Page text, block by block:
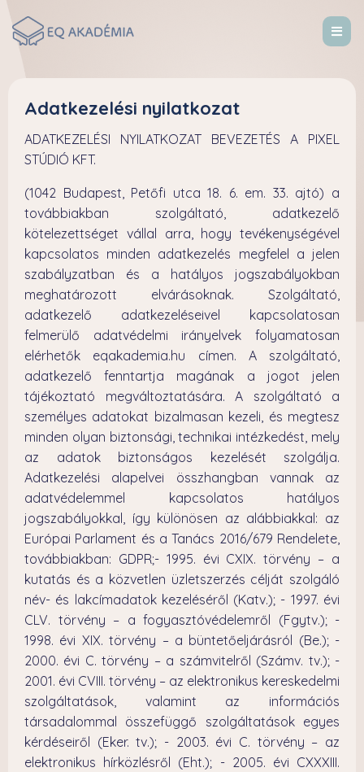
Adatkezelési nyilatkozat
ADATKEZELÉSI NYILATKOZAT BEVEZETÉS A PIXEL
STÚDIÓ KFT.
(1042 Budapest, Petőfi utca 18. 6. em. 33. ajtó) a
továbbiakban szolgáltató, adatkezelő
kötelezettséget vállal arra, hogy tevékenységével
kapcsolatos minden adatkezelés megfelel a jelen
szabályzatban és a hatályos jogszabályokban
meghatározott elvárásoknak. Szolgáltató,
adatkezelő adatkezeléseivel kapcsolatosan
felmerülő adatvédelmi irányelvek folyamatosan
elérhetők eqakademia.hu címen. A szolgáltató,
adatkezelő fenntartja magának a jogot jelen
tájékoztató megváltoztatására. A szolgáltató a
személyes adatokat bizalmasan kezeli, és megtesz
minden olyan biztonsági, technikai intézkedést, mely
az adatok biztonságos kezelését szolgálja.
Adatkezelési alapelvei összhangban vannak az
adatvédelemmel kapcsolatos hatályos
jogszabályokkal, így különösen az alábbiakkal: az
Európai Parlament és a Tanács 2016/679 Rendelete,
továbbiakban: GDPR;- 1995. évi CXIX. törvény – a
kutatás és a közvetlen üzletszerzés célját szolgáló
név- és lakcímadatok kezeléséről (Katv.); - 1997. évi
CLV. törvény – a fogyasztóvédelemről (Fgytv.); -
1998. évi XIX. törvény – a büntetőeljárásról (Be.); -
2000. évi C. törvény – a számvitelről (Számv. tv.); -
2001. évi CVIII. törvény – az elektronikus kereskedelmi
szolgáltatások, valamint az információs
társadalommal összefüggő szolgáltatások egyes
kérdéseiről (Eker. tv.); - 2003. évi C. törvény – az
elektronikus hírközlésről (Eht.); - 2005. évi CXXXIII.